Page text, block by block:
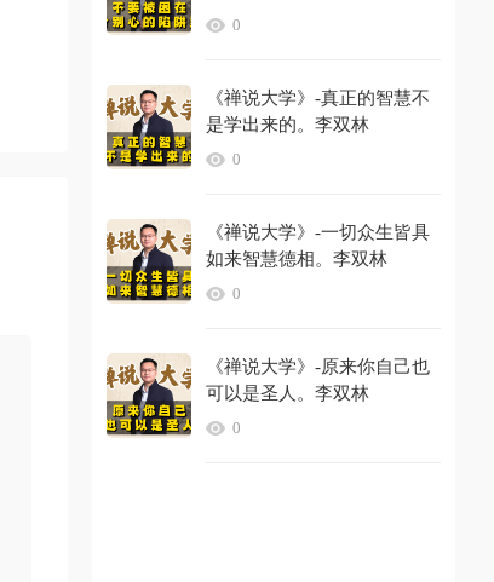
0
《禅说大学》-真正的智慧不
是学出来的。李双林
0
《禅说大学》-一切众生皆具
如来智慧德相。李双林
0
《禅说大学》-原来你自己也
可以是圣人。李双林
0